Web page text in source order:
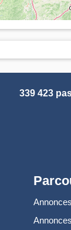
339 423